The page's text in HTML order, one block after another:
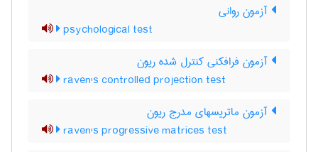
آزمون روانی
psychological test
آزمون فرافکنی کنترل شده ریون
raven's controlled projection test
آزمون ماتریسهای مدرج ریون
raven's progressive matrices test